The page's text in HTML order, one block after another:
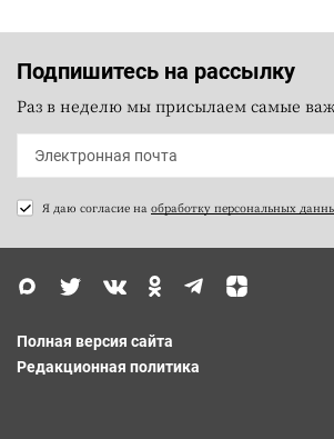
Подпишитесь на рассылку
Раз в неделю мы присылаем самые
Я даю согласие на обработку персональных
Полная версия сайта
Редакционная политика